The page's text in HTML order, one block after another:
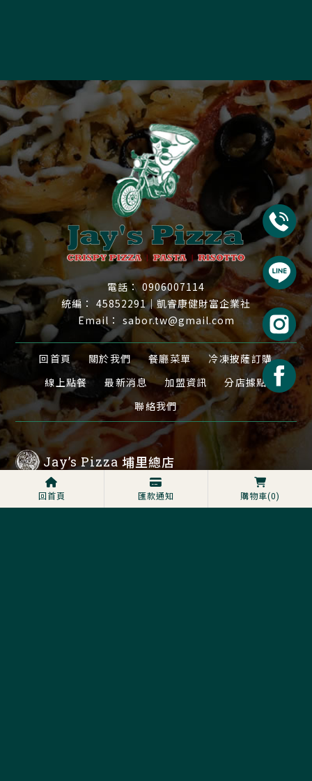
回首頁 匯款通知 購物車(0)
0906007114
45852291｜凱睿康健財富企業社
sabor.tw@gmail.com
回首頁 關於我們 餐廳菜單
冷凍披薩訂購
線上點餐
最新消息 加盟資訊
分店據點
聯絡我們
Jay’s Pizza 埔里總店
地址：南投縣埔里鎮中山路三段229號